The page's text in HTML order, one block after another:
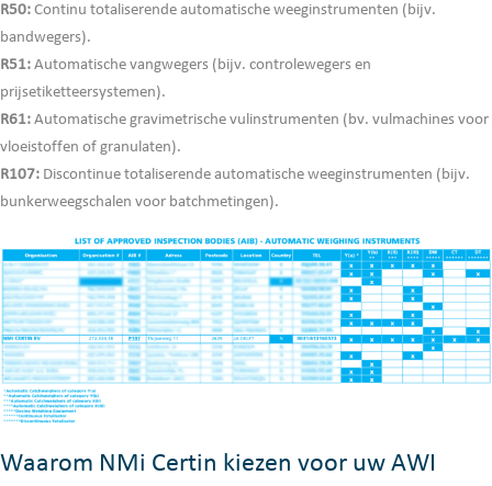
R50: Continu totaliserende automatische weeginstrumenten (bijv.
bandwegers).
R51: Automatische vangwegers (bijv. controlewegers en
prijsetiketteersystemen).
R61: Automatische gravimetrische vulinstrumenten (bv. vulmachines voor
vloeistoffen of granulaten).
R107: Discontinue totaliserende automatische weeginstrumenten (bijv.
bunkerweegschalen voor batchmetingen).
Waarom NMi Certin kiezen voor uw AWI